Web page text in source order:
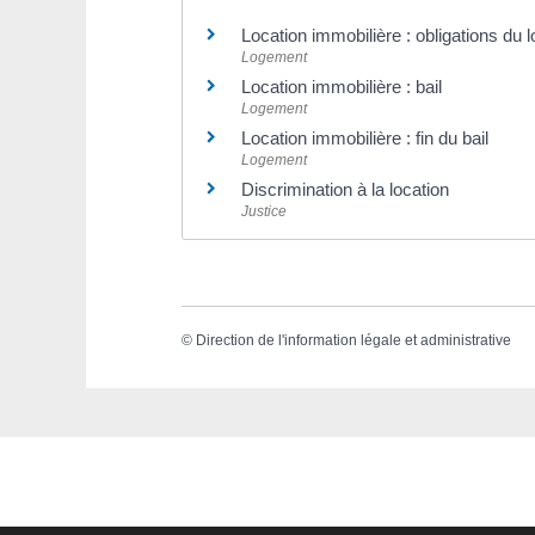
Location immobilière : obligations du
Logement
Location immobilière : bail
Logement
Location immobilière : fin du bail
Logement
Discrimination à la location
Justice
© Direction de l'information légale et administrative